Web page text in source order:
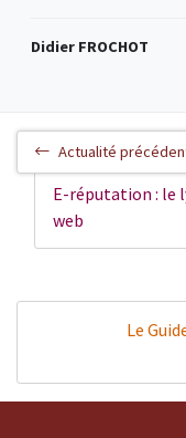
Didier FROCHOT
Actualité
E-réputation : le
web
Le